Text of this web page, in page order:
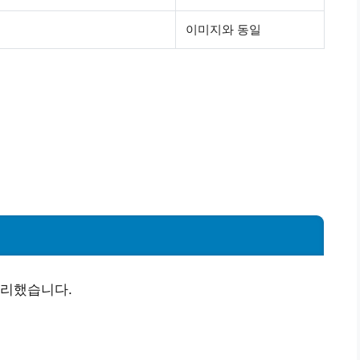
이미지와 동일
했습니다.